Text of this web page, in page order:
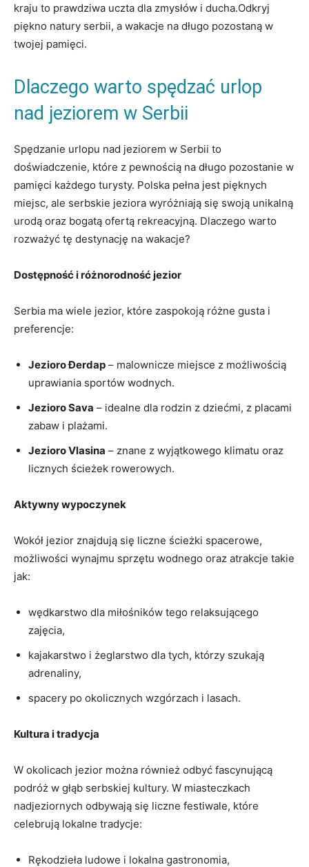
kraju to prawdziwa uczta dla zmysłów i ducha.Odkryj
piękno natury ‌serbii, a wakacje⁢ na długo ‍pozostaną⁢ w
twojej‌ pamięci.
Dlaczego warto spędzać urlop
nad jeziorem w Serbii
Spędzanie urlopu⁤ nad jeziorem ⁢w Serbii to
doświadczenie, które ‌z pewnością na‍ długo pozostanie w
pamięci każdego‌ turysty. Polska⁣ pełna ⁤jest​ pięknych
miejsc, ale serbskie jeziora wyróżniają się ⁤swoją unikalną
urodą oraz bogatą​ ofertą rekreacyjną. Dlaczego warto
⁢rozważyć tę destynację na wakacje?
Dostępność i różnorodność jezior
Serbia ma wiele jezior, które zaspokoją różne ‍gusta⁣ i
⁣preferencje:
Jezioro Đerdap – malownicze miejsce z możliwością
uprawiania‌ sportów wodnych.
Jezioro Sava – idealne dla rodzin z⁣ dziećmi, z ‌placami
zabaw i plażami.
Jezioro Vlasina – znane z⁣ wyjątkowego ​klimatu‍ oraz
licznych ścieżek⁢ rowerowych.
Aktywny ‍wypoczynek
Wokół⁤ jezior ⁣znajdują się liczne ścieżki​ spacerowe,
możliwości wynajmu ‍sprzętu wodnego oraz‌ atrakcje⁤ takie
jak:
wędkarstwo⁢ dla miłośników tego relaksującego
⁤zajęcia,
kajakarstwo i żeglarstwo dla tych, którzy⁣ szukają
adrenaliny,
spacery po‍ okolicznych ⁣wzgórzach i ‌lasach.
Kultura i⁤ tradycja
W okolicach jezior można ​również odbyć fascynującą
⁢podróż w głąb serbskiej kultury. W miasteczkach
nadjeziornych odbywają się liczne festiwale, ⁤które
celebrują lokalne tradycje:
Rękodzieła ludowe i lokalna gastronomia,